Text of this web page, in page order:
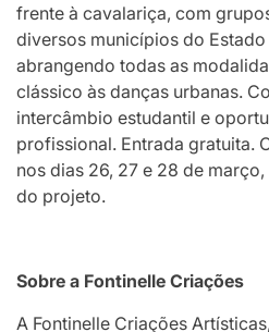
frente à cavalariça, com
diversos municípios do
abrangendo todas as
clássico às danças urbanas.
intercâmbio estudantil e
profissional. Entrada gratuita.
nos dias 26, 27 e 28 de
do projeto.
Sobre a Fontinelle Criações
A Fontinelle Criações